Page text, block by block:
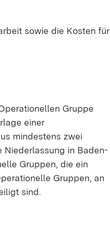
sowie die Kosten für
Gruppe
einer
mindestens zwei
Niederlassung in Baden-
Gruppen, die ein
Gruppen, an
sind.